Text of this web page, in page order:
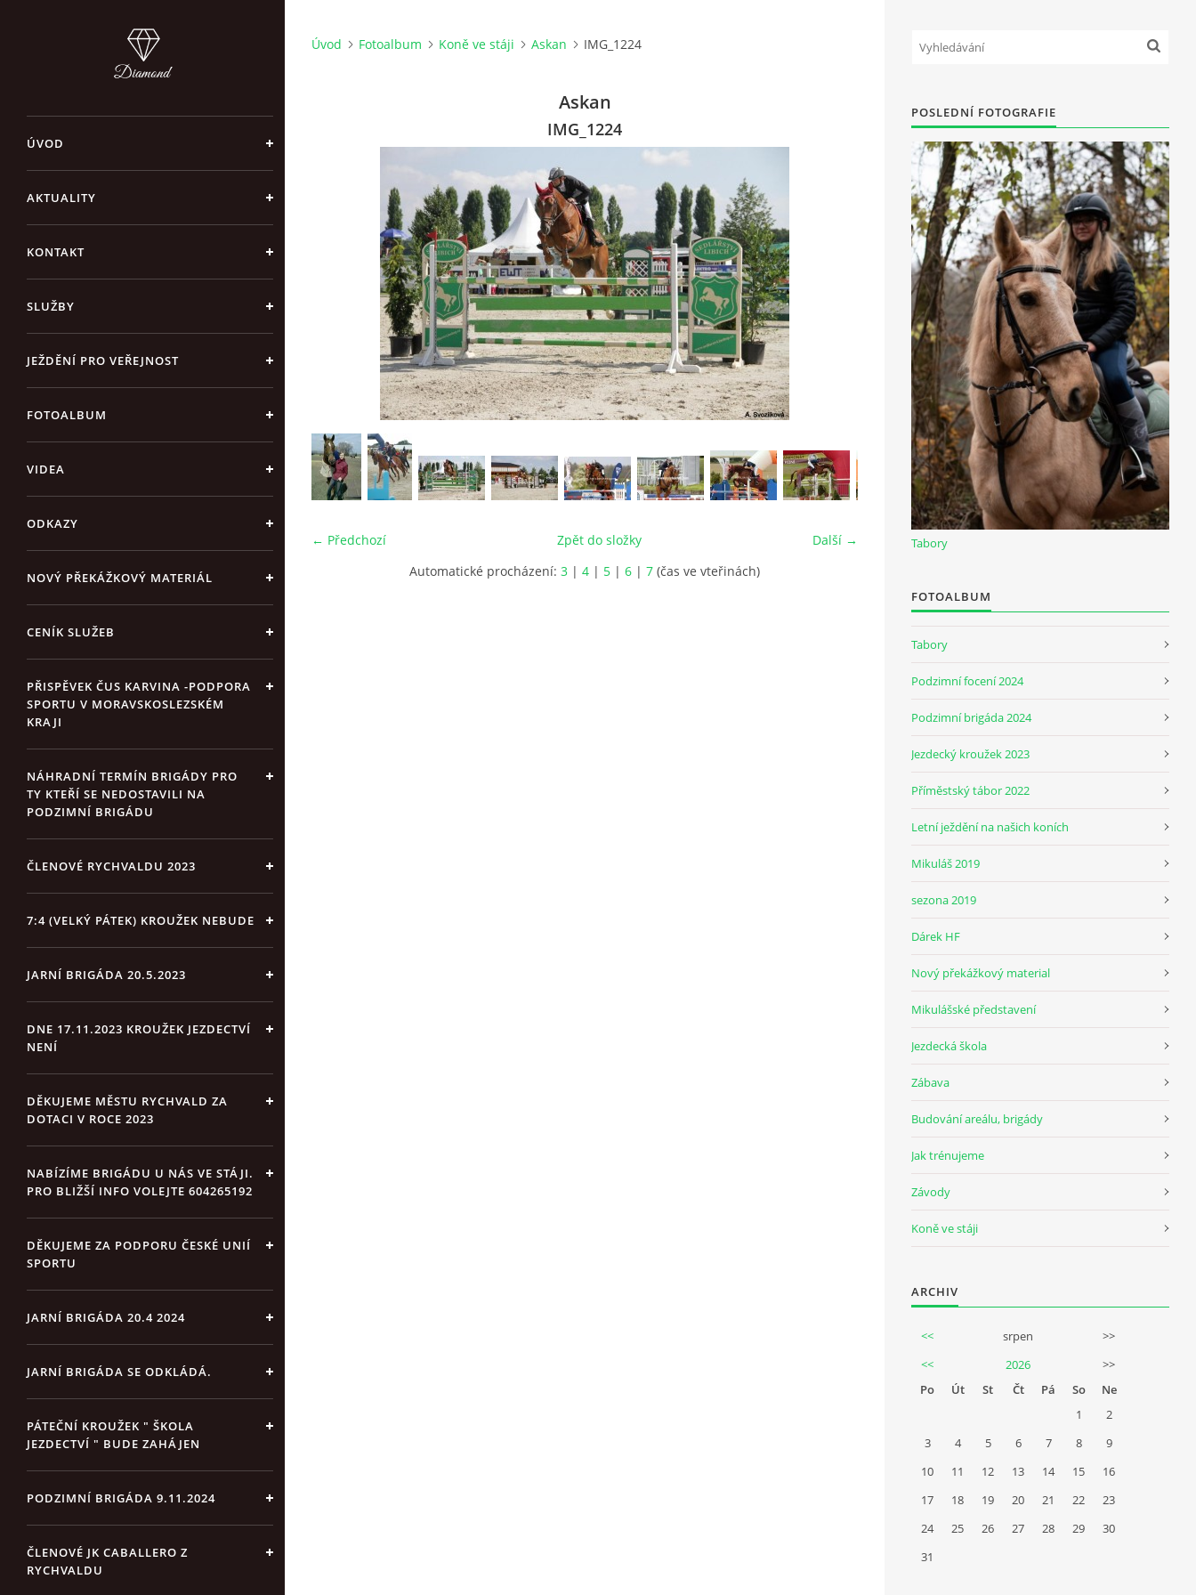
ÚVOD
AKTUALITY
KONTAKT
SLUŽBY
JEŽDĚNÍ PRO VEŘEJNOST
FOTOALBUM
VIDEA
ODKAZY
NOVÝ PŘEKÁŽKOVÝ MATERIÁL
CENÍK SLUŽEB
PŘISPĚVEK ČUS KARVINA -PODPORA
SPORTU V MORAVSKOSLEZSKÉM
KRAJI
NÁHRADNÍ TERMÍN BRIGÁDY PRO
TY KTEŘÍ SE NEDOSTAVILI NA
PODZIMNÍ BRIGÁDU
ČLENOVÉ RYCHVALDU 2023
7:4 (VELKÝ PÁTEK) KROUŽEK NEBUDE
JARNÍ BRIGÁDA 20.5.2023
DNE 17.11.2023 KROUŽEK JEZDECTVÍ
NENÍ
DĚKUJEME MĚSTU RYCHVALD ZA
DOTACI V ROCE 2023
NABÍZÍME BRIGÁDU U NÁS VE STÁJI.
PRO BLIŽŠÍ INFO VOLEJTE 604265192
DĚKUJEME ZA PODPORU ČESKÉ UNIÍ
SPORTU
JARNÍ BRIGÁDA 20.4 2024
JARNÍ BRIGÁDA SE ODKLÁDÁ.
PÁTEČNÍ KROUŽEK " ŠKOLA
JEZDECTVÍ " BUDE ZAHÁJEN
PODZIMNÍ BRIGÁDA 9.11.2024
ČLENOVÉ JK CABALLERO Z
RYCHVALDU
Úvod Fotoalbum Koně ve stáji Askan IMG_1224
Askan
IMG_1224
← Předchozí Další →
Zpět do složky
Automatické procházení: 3 | 4 | 5 | 6 | 7 (čas ve vteřinách)
POSLEDNÍ FOTOGRAFIE
Tabory
FOTOALBUM
Tabory
Podzimní focení 2024
Podzimní brigáda 2024
Jezdecký kroužek 2023
Příměstský tábor 2022
Letní ježdění na našich koních
Mikuláš 2019
sezona 2019
Dárek HF
Nový překážkový material
Mikulášské představení
Jezdecká škola
Zábava
Budování areálu, brigády
Jak trénujeme
Závody
Koně ve stáji
ARCHIV
<< srpen
>>
<<
2026
>>
Po
Út St Čt Pá So
Ne
1
2
3
4 5 6 7 8
9
10
11 12 13 14 15
16
17
18 19 20 21 22
23
24
25 26 27 28 29
30
31